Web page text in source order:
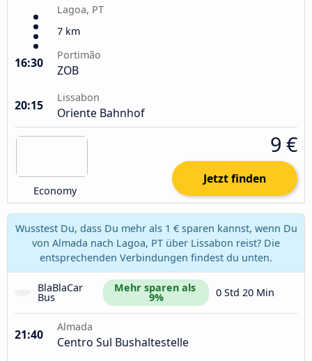
Lagoa, PT
7 km
16:30
Portimão
ZOB
20:15
Lissabon
Oriente Bahnhof
Economy
9 €
Jetzt finden
Wusstest Du, dass Du mehr als 1 € sparen kannst, wenn Du
von Almada nach Lagoa, PT über Lissabon reist? Die
entsprechenden Verbindungen findest du unten.
BlaBlaCar
Bus
Mehr sparen als
9% 0 Std 20 Min
21:40
Almada
Centro Sul Bushaltestelle